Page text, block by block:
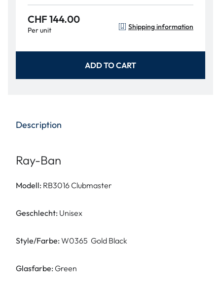
CHF 144.00
Per unit Shipping information
ADD TO CART
Description
Ray-Ban
Modell: RB3016 Clubmaster
Geschlecht: Unisex
Style/Farbe: W0365 Gold Black
Glasfarbe: Green